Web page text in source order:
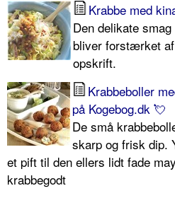
Krabbe med
Den delikate
bliver forstærket
opskrift.
Krabbeboller
på Kogebog.dk 💘
De små
skarp og frisk dip.
et pift til den ellers lidt fade
krabbegodt